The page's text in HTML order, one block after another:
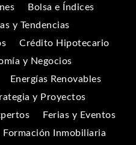
Bolsa e Índices
y Tendencias
Crédito Hipotecario
y Negocios
Energías Renovables
y Proyectos
Ferias y Eventos
Formación Inmobiliaria